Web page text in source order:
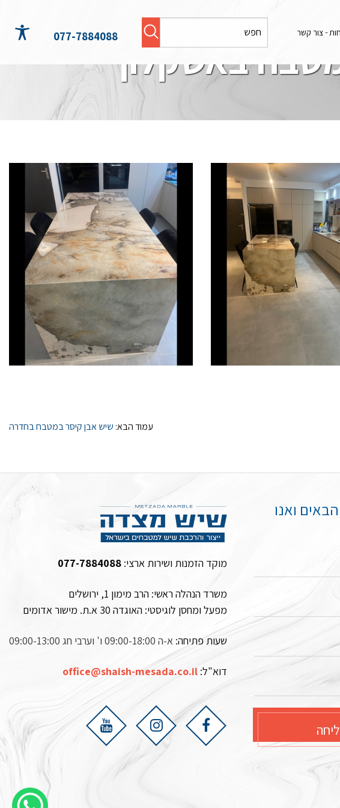
צור קשר 077-7884088באשקלון
עמוד הבא: שיש אבן קיסר במטבח בחדרה
ואנו
מוקד הזמנות ושירות ארצי: 077-7884088
משרד הנהלה ראשי: הרב מימון 1, ירושלים
מפעל ומחסן לוגיסטי: האוגדה 30 א.ת. מישור אדומים
שעות פתיחה: א-ה 09:00-18:00 ו' וערבי חג 09:00-13:00
דוא"ל: office@shaish-mesada.co.il